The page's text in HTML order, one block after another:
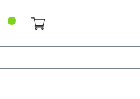
alleen worden bediend met de
meegeleverde voeding, maar ook
middel van een powerbank). Er